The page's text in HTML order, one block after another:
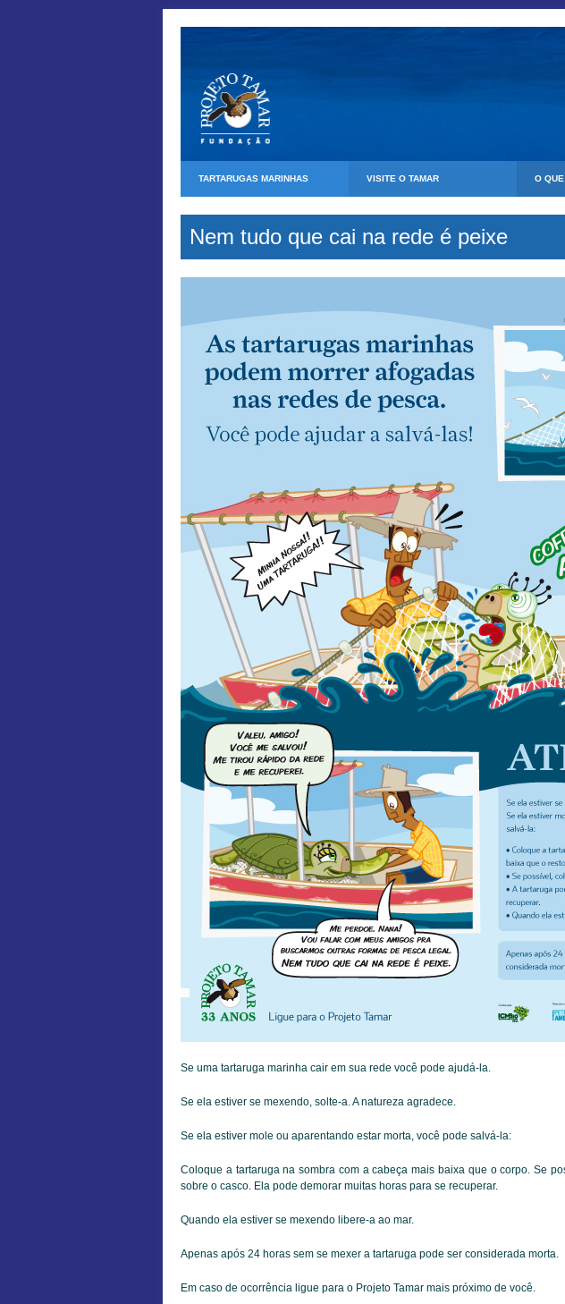
TARTARUGAS MARINHAS VISITE O TAMAR O
Nem tudo que cai na rede é peixe
Se uma tartaruga marinha cair em sua rede você pode ajudá-la.
Se ela estiver se mexendo, solte-a. A natureza agradece.
Se ela estiver mole ou aparentando estar morta, você pode salvá-la:
Coloque a tartaruga na sombra com a cabeça mais baixa que o corpo. Se
sobre o casco. Ela pode demorar muitas horas para se recuperar.
Quando ela estiver se mexendo libere-a ao mar.
Apenas após 24 horas sem se mexer a tartaruga pode ser considerada morta.
Em caso de ocorrência ligue para o Projeto Tamar mais próximo de você.